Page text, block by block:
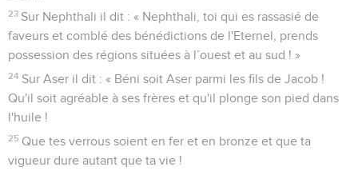
23 Sur Nephthali il dit : « Nephthali, toi qui es rassasié de
faveurs et comblé des bénédictions de l'Eternel, prends
possession des régions situées à l’ouest et au sud ! »
24 Sur Aser il dit : « Béni soit Aser parmi les fils de Jacob !
Qu'il soit agréable à ses frères et qu'il plonge son pied dans
l'huile !
25 Que tes verrous soient en fer et en bronze et que ta
vigueur dure autant que ta vie !